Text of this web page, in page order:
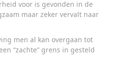
voor is gevonden in de
maar zeker vervalt naar
men al kan overgaan tot
“zachte” grens in gesteld